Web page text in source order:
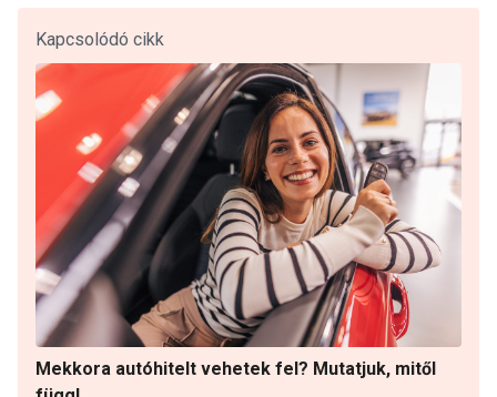
Kapcsolódó cikk
Mekkora autóhitelt vehetek fel? Mutatjuk, mitől